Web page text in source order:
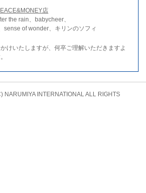
店
the rain、babycheer、
sense of wonder、キリンのソフィ
けいたしますが、何卒ご理解いただきますよ